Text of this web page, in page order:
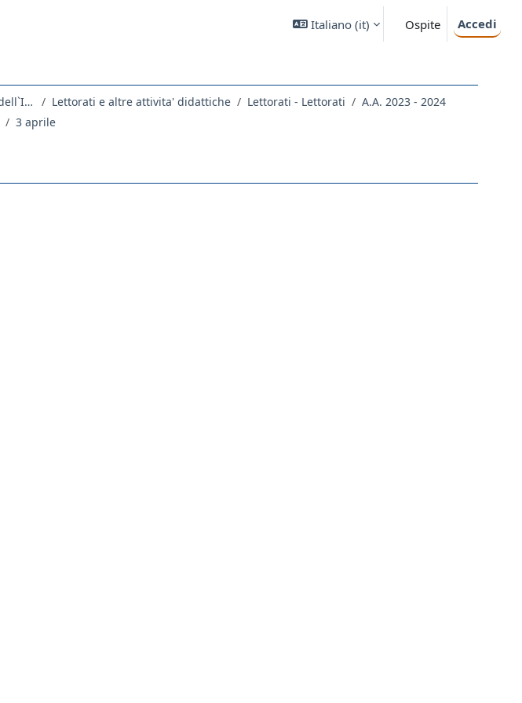
Italiano ‎(it)‎ Ospite
Accedi
Dipartimento di Scienze Giuridiche, del Linguaggio, dell`Interpretazione e della Traduzione Lettorati e altre attivita' didattiche Lettorati - Lettorati
A.A. 2023 - 2024
3 aprile